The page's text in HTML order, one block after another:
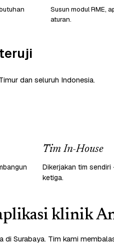
Susun modul RME,
aturan.
dan seluruh Indonesia.
Tim In-House
Dikerjakan tim
ketiga.
klinik
di Surabaya. Tim kami